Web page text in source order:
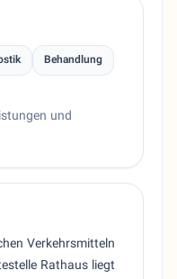
Behandlung
und
Verkehrsmitteln
Rathaus liegt